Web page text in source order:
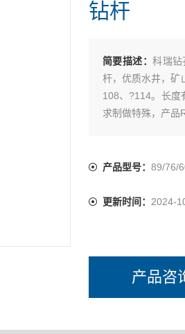
钻杆
简要描述：科瑞钻
杆，优质水井，矿
108、?114。长度
求制做特殊，产品
产品型号： 89/76/
更新时间： 2024-
产品咨